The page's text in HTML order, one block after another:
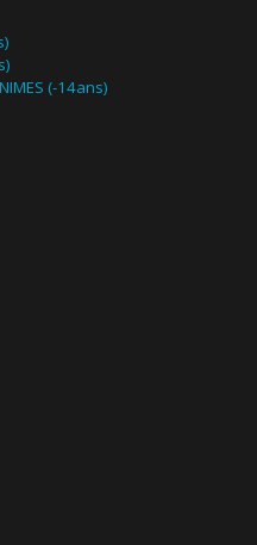
(-14ans)